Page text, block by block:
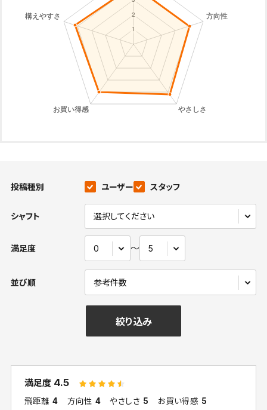
投稿種別 ユーザー スタッフ
シャフト
満足度 〜
並び順
絞り込み
満足度 4.5
飛距離 4 方向性 4 やさしさ 5 お買い得感 5